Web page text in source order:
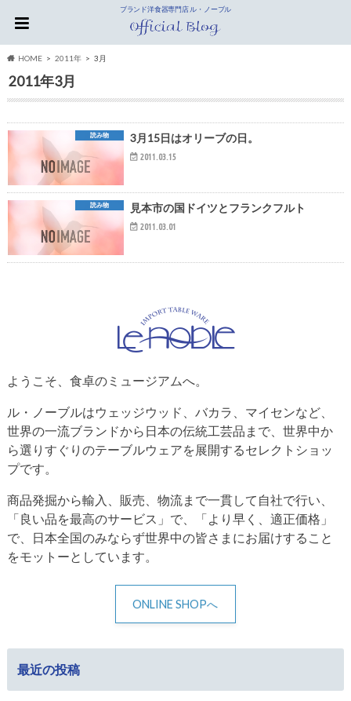
ブランド洋食器専門店 ル・ノーブル
HOME 2011年 3月
2011年3月
読み物 3月15日はオリーブの日。
2011.03.15
読み物 見本市の国ドイツとフランクフルト
2011.03.01
ようこそ、食卓のミュージアムへ。
ル・ノーブルはウェッジウッド、バカラ、マイセンなど、
世界の一流ブランドから日本の伝統工芸品まで、世界中か
ら選りすぐりのテーブルウェアを展開するセレクトショッ
プです。
商品発掘から輸入、販売、物流まで一貫して自社で行い、
「良い品を最高のサービス」で、「より早く、適正価格」
で、日本全国のみならず世界中の皆さまにお届けすること
をモットーとしています。
ONLINE SHOPへ
最近の投稿